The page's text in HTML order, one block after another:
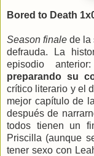
Bored to Death
Season finale de la
defrauda. La
episodio
preparando su
crítico literario y el
mejor capítulo de
después de
todos tienen un
Priscilla (aunque
tener sexo con